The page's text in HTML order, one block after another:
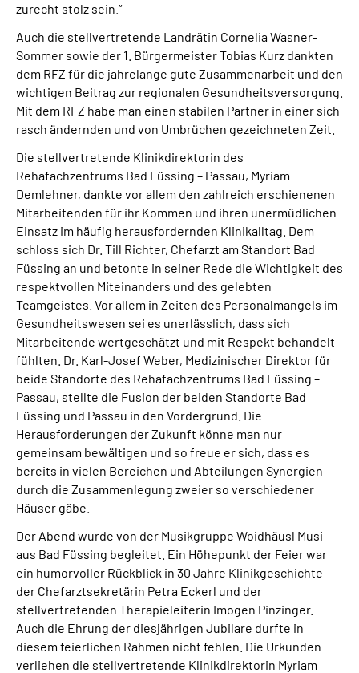
zurecht stolz sein.“
Auch die stellvertretende Landrätin Cornelia Wasner-
Sommer sowie der 1. Bürgermeister Tobias Kurz dankten
dem RFZ für die jahrelange gute Zusammenarbeit und den
wichtigen Beitrag zur regionalen Gesundheitsversorgung.
Mit dem RFZ habe man einen stabilen Partner in einer sich
rasch ändernden und von Umbrüchen gezeichneten Zeit.
Die stellvertretende Klinikdirektorin des
Rehafachzentrums Bad Füssing – Passau, Myriam
Demlehner, dankte vor allem den zahlreich erschienenen
Mitarbeitenden für ihr Kommen und ihren unermüdlichen
Einsatz im häufig herausfordernden Klinikalltag. Dem
schloss sich Dr. Till Richter, Chefarzt am Standort Bad
Füssing an und betonte in seiner Rede die Wichtigkeit des
respektvollen Miteinanders und des gelebten
Teamgeistes. Vor allem in Zeiten des Personalmangels im
Gesundheitswesen sei es unerlässlich, dass sich
Mitarbeitende wertgeschätzt und mit Respekt behandelt
fühlten. Dr. Karl-Josef Weber, Medizinischer Direktor für
beide Standorte des Rehafachzentrums Bad Füssing –
Passau, stellte die Fusion der beiden Standorte Bad
Füssing und Passau in den Vordergrund. Die
Herausforderungen der Zukunft könne man nur
gemeinsam bewältigen und so freue er sich, dass es
bereits in vielen Bereichen und Abteilungen Synergien
durch die Zusammenlegung zweier so verschiedener
Häuser gäbe.
Der Abend wurde von der Musikgruppe Woidhäusl Musi
aus Bad Füssing begleitet. Ein Höhepunkt der Feier war
ein humorvoller Rückblick in 30 Jahre Klinikgeschichte
der Chefarztsekretärin Petra Eckerl und der
stellvertretenden Therapieleiterin Imogen Pinzinger.
Auch die Ehrung der diesjährigen Jubilare durfte in
diesem feierlichen Rahmen nicht fehlen. Die Urkunden
verliehen die stellvertretende Klinikdirektorin Myriam